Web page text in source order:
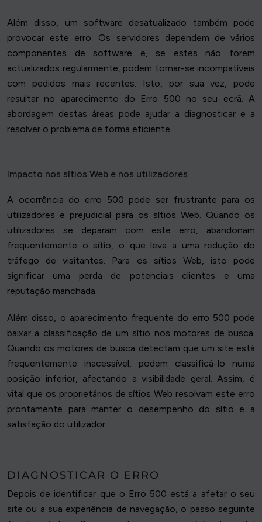
Além disso, um software desatualizado também pode
provocar este erro. Os servidores dependem de vários
componentes de software e, se estes não forem
actualizados regularmente, podem tornar-se incompatíveis
com pedidos mais recentes. Isto, por sua vez, pode
resultar no aparecimento do Erro 500 no seu ecrã. A
abordagem destas áreas pode ajudar a diagnosticar e a
resolver o problema de forma eficiente.
Impacto nos sítios Web e nos utilizadores
A ocorrência do erro 500 pode ser frustrante para os
utilizadores e prejudicial para os sítios Web. Quando os
utilizadores se deparam com este erro, abandonam
frequentemente o sítio, o que leva a uma redução do
tráfego de visitantes. Para os sítios Web, isto pode
significar uma perda de potenciais clientes e uma
reputação manchada.
Além disso, o aparecimento frequente do erro 500 pode
baixar a classificação de um sítio nos motores de busca.
Quando os motores de busca detectam que um site está
frequentemente inacessível, podem classificá-lo numa
posição inferior, afectando a visibilidade geral. Assim, é
vital que os proprietários de sítios Web resolvam este erro
prontamente para manter o desempenho do sítio e a
satisfação do utilizador.
DIAGNOSTICAR O ERRO
Depois de identificar que o Erro 500 está a afetar o seu
site ou a sua experiência de navegação, o passo seguinte